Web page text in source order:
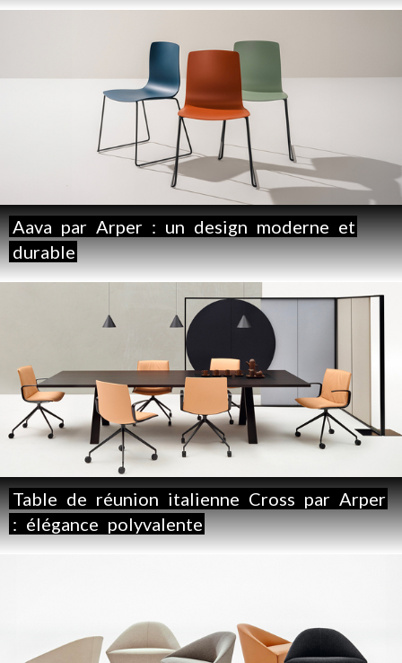
Aava par Arper : un design moderne et
durable
Table de réunion italienne Cross par Arper
: élégance polyvalente